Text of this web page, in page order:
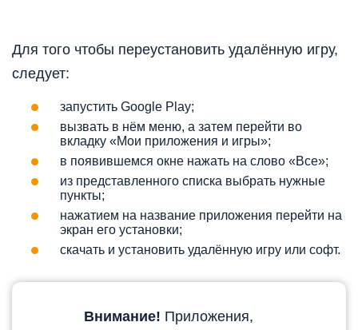
Для того чтобы переустановить удалённую игру,
следует:
запустить Google Play;
вызвать в нём меню, а затем перейти во
вкладку «Мои приложения и игры»;
в появившемся окне нажать на слово «Все»;
из представленного списка выбрать нужные
пункты;
нажатием на название приложения перейти на
экран его установки;
скачать и установить удалённую игру или софт.
Внимание! Приложения,